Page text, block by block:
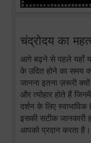
चंद्रोदय का
आगे बढ़ने से पहले यहाँ
के उदित होने का समय
जानना इतना ज़रूरी
और त्योहार होते हैं
दर्शन के लिए
इसकी सटीक जानकारी
आपको प्रदान करता है।